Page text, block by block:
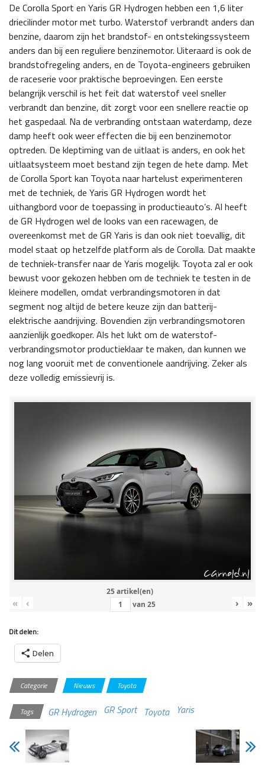
De Corolla Sport en Yaris GR Hydrogen hebben een 1,6 liter
driecilinder motor met turbo. Waterstof verbrandt anders dan
benzine, daarom zijn het brandstof- en ontstekingssysteem
anders dan bij een reguliere benzinemotor. Uiteraard is ook de
brandstofregeling anders, en de Toyota-engineers gebruiken
de raceserie voor praktische beproevingen. Een eerste
belangrijk verschil is het feit dat waterstof veel sneller
verbrandt dan benzine, dit zorgt voor een snellere reactie op
het gaspedaal. Na de verbranding ontstaan waterdamp, deze
damp heeft ook weer effecten die bij een benzinemotor
optreden. De kleptiming van de uitlaat is anders, en ook het
uitlaatsysteem moet bestand zijn tegen de hete damp. Met
de Corolla Sport kan Toyota naar hartelust experimenteren
met de techniek, de Yaris GR Hydrogen wordt het
uithangbord voor de toepassing in productieauto’s. Al heeft
de GR Hydrogen wel de looks van een racewagen, de
overeenkomst met de GR Yaris is dan ook niet toevallig, dit
model staat op hetzelfde platform als de Corolla. Dat maakte
de techniek-transfer naar de Yaris mogelijk. Toyota zal er ook
bewust voor gekozen hebben om de techniek te testen in de
kleinere modellen, omdat verbrandingsmotoren in dat
segment nog altijd de betere keuze zijn dan batterij-
elektrische aandrijving. Bovendien zijn verbrandingsmotoren
aanzienlijk goedkoper. Als het lukt om de waterstof-
verbrandingsmotor productieklaar te maken, dan kunnen we
nog lang vooruit met de conventionele aandrijving. Zeker als
deze volledig emissievrij is.
25 artikel(en)
« ‹ van 25 › »
Dit delen:
Delen
Categorie Nieuws Toyota
Tags GR Hydrogen GR Sport Toyota Yaris